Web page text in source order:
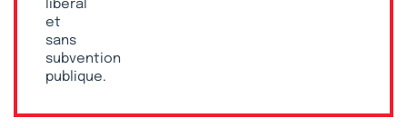
libéral
et
sans
subvention
publique.